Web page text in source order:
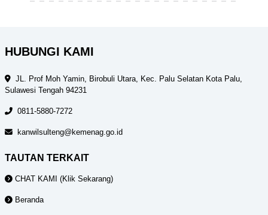
HUBUNGI KAMI
JL. Prof Moh Yamin, Birobuli Utara, Kec. Palu Selatan Kota Palu,
Sulawesi Tengah 94231
0811-5880-7272
kanwilsulteng@kemenag.go.id
TAUTAN TERKAIT
CHAT KAMI (Klik Sekarang)
Beranda